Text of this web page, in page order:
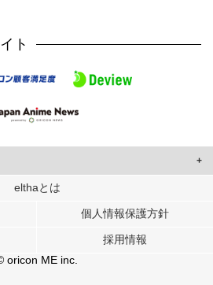
ト
て、ユーザーに合わせたコンテンツや広告の
の各パートナーに提供しています。
ザーが各パートナーに提供した他の情報や、
スを使用したときに収集した他の情報を組み
elthaとは
個人情報保護方針
採用情報
oricon ME inc.